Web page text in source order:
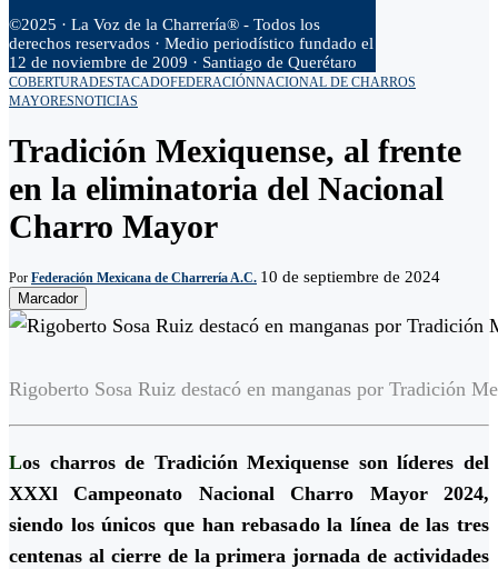
©2025 · La Voz de la Charrería® - Todos los
derechos reservados · Medio periodístico fundado el
12 de noviembre de 2009 · Santiago de Querétaro
COBERTURADESTACADOFEDERACIÓNNACIONAL DE CHARROS
MAYORESNOTICIAS
Tradición Mexiquense, al frente
en la eliminatoria del Nacional
Charro Mayor
Por Federación Mexicana de Charrería A.C. 10 de septiembre de 2024
Marcador
Rigoberto Sosa Ruiz destacó en manganas por Tradición
Los charros de Tradición Mexiquense son líderes del
XXXl Campeonato Nacional Charro Mayor 2024,
siendo los únicos que han rebasado la línea de las tres
centenas al cierre de la primera jornada de actividades